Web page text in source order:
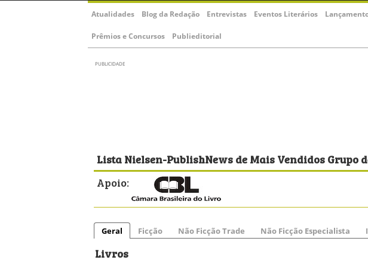
Atualidades Blog da Redação Entrevistas Eventos Literários
Prêmios e Concursos Publieditorial
PUBLICIDADE
Lista Nielsen-PublishNews de Mais Vendidos Grupo
Apoio:
Geral Ficção Não Ficção Trade Não Ficção Especialista
Livros